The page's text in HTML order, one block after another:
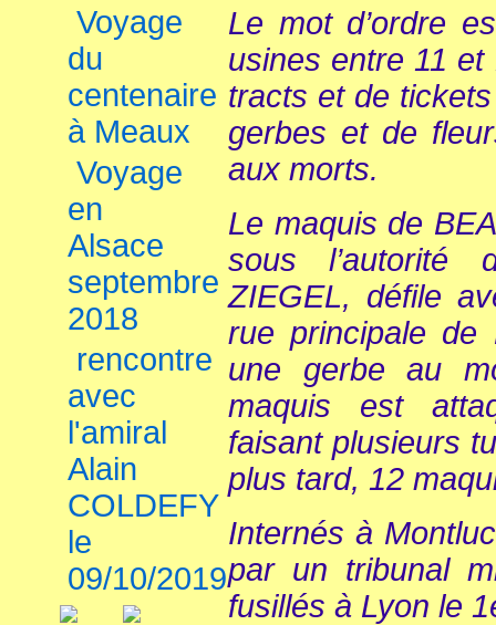
Voyage
du
centenaire
à Meaux
Voyage
en
Alsace
septembre
2018
rencontre
avec
l'amiral
Alain
COLDEFY
le
09/10/2019
Le mot d’ordre
usines entre 11
tracts et de
gerbes et de
aux morts.
Le maquis de
sous l’autorité
ZIEGEL, défile
rue principale de
une gerbe au
maquis est
faisant plusieurs
plus tard, 12
Internés à
par un tribunal
fusillés à Lyon le